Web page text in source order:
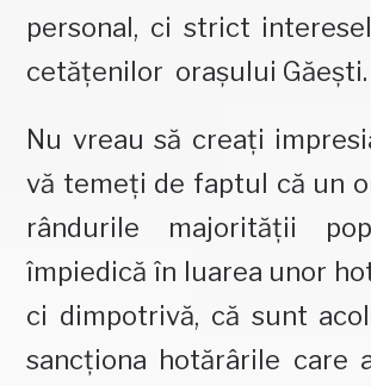
personal, ci strict
cetăţenilor oraşului Găeşti.
Nu vreau să creaţi
vă temeţi de faptul că un
rândurile majorităţii
împiedică în luarea unor
ci dimpotrivă, că sunt
sancţiona hotărârile care